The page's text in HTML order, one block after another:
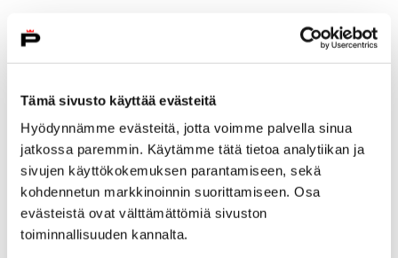
Tämä sivusto käyttää evästeitä
Hyödynnämme evästeitä, jotta voimme palvella sinua
jatkossa paremmin. Käytämme tätä tietoa analytiikan ja
sivujen käyttökokemuksen parantamiseen, sekä
kohdennetun markkinoinnin suorittamiseen. Osa
evästeistä ovat välttämättömiä sivuston
toiminnallisuuden kannalta.